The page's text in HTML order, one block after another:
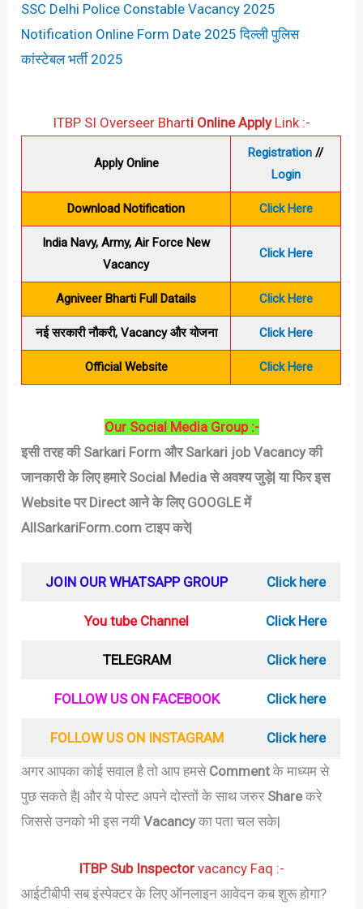
SSC Delhi Police Constable Vacancy 2025
Notification Online Form Date 2025 दिल्ली पुलिस
कांस्टेबल भर्ती 2025
ITBP SI Overseer Bharti Online ApplyLink :-
Apply Online
Registration //
Login
Download Notification Click Here
India Navy, Army, Air Force New
Vacancy
Click Here
Agniveer Bharti Full Datails Click Here
नई सरकारी नौकरी, Vacancy और योजना Click Here
Official Website Click Here
Our Social Media Group :-
इसी तरह की Sarkari Form और Sarkari job Vacancy की
जानकारी के लिए हमारे Social Media से अवश्य जुड़े| या फिर इस
Website पर Direct आने के लिए GOOGLE में
AllSarkariForm.com टाइप करे|
JOIN OUR WHATSAPP GROUP Click here
You tube Channel Click Here
TELEGRAM Click here
FOLLOW US ON FACEBOOK Click here
FOLLOW US ON INSTAGRAM Click here
अगर आपका कोई सवाल है तो आप हमसे Commentके माध्यम से
पुछ सकते है| और ये पोस्ट अपने दोस्तों के साथ जरुर Shareकरे
जिससे उनको भी इस नयीVacancyका पता चल सके|
ITBP Sub Inspector vacancy Faq :-
आईटीबीपी सब इंस्पेक्टर के लिए ऑनलाइन आवेदन कब शुरू होगा?